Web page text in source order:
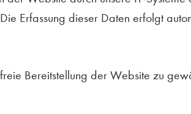
Erfassung dieser Daten erfolgt
Bereitstellung der Website zu